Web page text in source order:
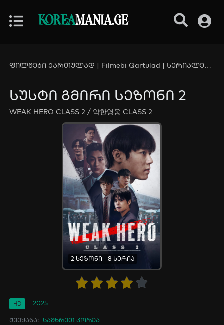
KOREAMANIA.GE
ფილმები ქართულად | Filmebi Qartulad | სერიალები ქართულად | Serialebi Qartulad - KoreaMania.Ge
სუსტი გმირი სეზონი 2
WEAK HERO CLASS 2 / 약한영웅 CLASS 2
2 სეზონი - 8 სერია
2025
HD
ქვეყანა: სამხრეთ კორეა